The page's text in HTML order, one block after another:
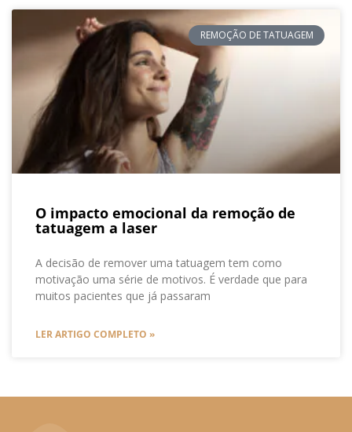
REMOÇÃO DE TATUAGEM
O impacto emocional da remoção de
tatuagem a laser
A decisão de remover uma tatuagem tem como
motivação uma série de motivos. É verdade que para
muitos pacientes que já passaram
LER ARTIGO COMPLETO »